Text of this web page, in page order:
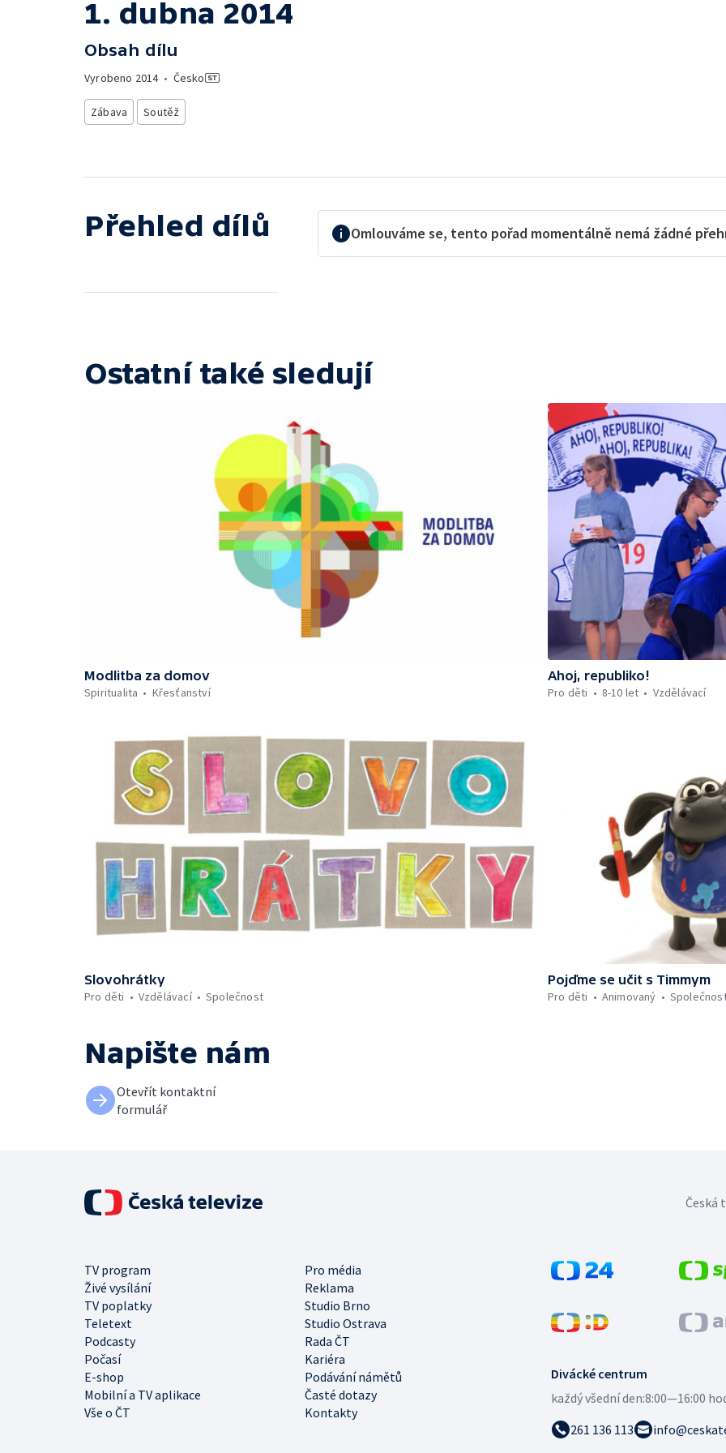
1. dubna 2014
Obsah dílu
Vyrobeno 2014• Česko
Zábava Soutěž
Přehled dílů Omlouváme se, tento pořad momentálně nemá žádné
Ostatní také sledují
Modlitba za domov
Spiritualita
Křesťanství
Ahoj, republiko!
Pro děti
8-10 let Vzdělávací
Slovohrátky
Pro děti
Vzdělávací Společnost
Pojďme se učit s Timmym
Pro děti
Animovaný
Napište nám
Otevřít kontaktní
formulář
Divácké centrum
každý všední den:8:00—16:00
261 136 113
TV program
Pro média
Živé vysílání
Reklama
TV poplatky
Studio Brno
Teletext
Studio Ostrava
Podcasty
Rada ČT
Počasí
Kariéra
E-shop
Podávání námětů
Mobilní a TV aplikace
Časté dotazy
Vše o ČT
Kontakty
Česká